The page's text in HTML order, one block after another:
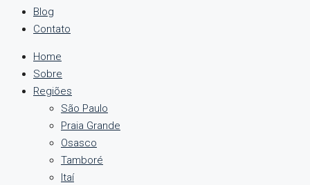
Blog
Contato
Home
Sobre
Regiões
São Paulo
Praia Grande
Osasco
Tamboré
Itaí